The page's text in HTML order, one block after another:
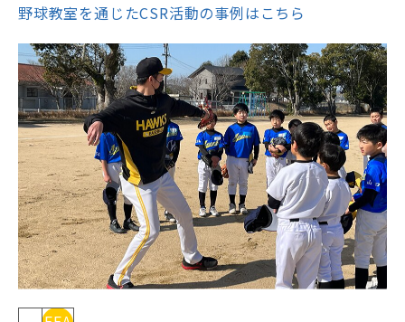
野球教室を通じたCSR活動の事例はこちら